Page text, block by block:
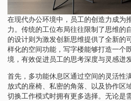
在现代办公环境中，员工的创造力成为
力。传统的工位布局往往限制了思维的
的设计则为激发创新思维提供了全新的
样化的空间功能，写字楼能够打造一个
境，有效促进员工的思考深度与灵感迸发
首先，多功能休息区通过空间的灵活性
放式的座椅、私密的角落、以及协作区
切换工作模式时拥有更多选择。无论是